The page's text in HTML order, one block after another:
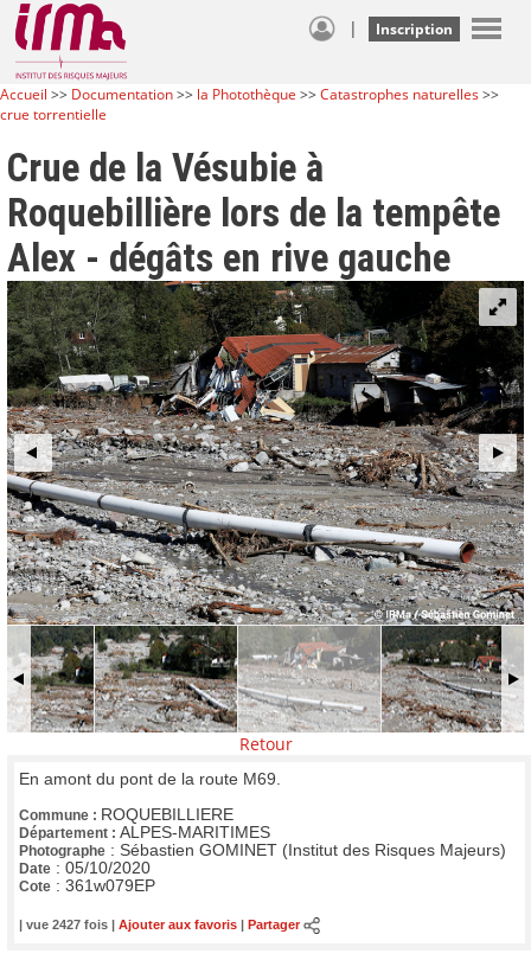
| Inscription
Accueil >> Documentation>> la Photothèque >>Catastrophes naturelles>>
crue torrentielle
Crue de la Vésubie à
Roquebillière lors de la tempête
Alex - dégâts en rive gauche
Retour
En amont du pont de la route M69.
Commune : ROQUEBILLIERE
Département : ALPES-MARITIMES
Photographe : Sébastien GOMINET (Institut des Risques Majeurs)
Date : 05/10/2020
Cote : 361w079EP
| vue 2427 fois | Ajouter aux favoris Partager